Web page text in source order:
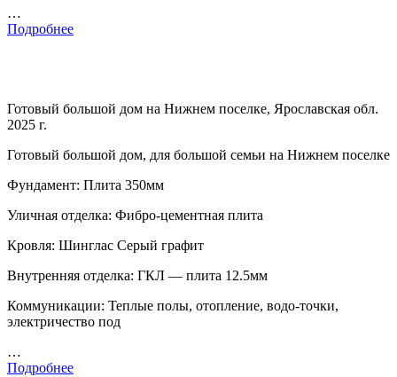
…
Подробнее
Готовый большой дом на Нижнем поселке, Ярославская обл.
2025 г.
Готовый большой дом, для большой семьи на Нижнем поселке
Фундамент: Плита 350мм
Уличная отделка: Фибро-цементная плита
Кровля: Шинглас Серый графит
Внутренняя отделка: ГКЛ — плита 12.5мм
Коммуникации: Теплые полы, отопление, водо-точки,
электричество под
…
Подробнее